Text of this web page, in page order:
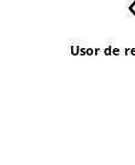
Usor de